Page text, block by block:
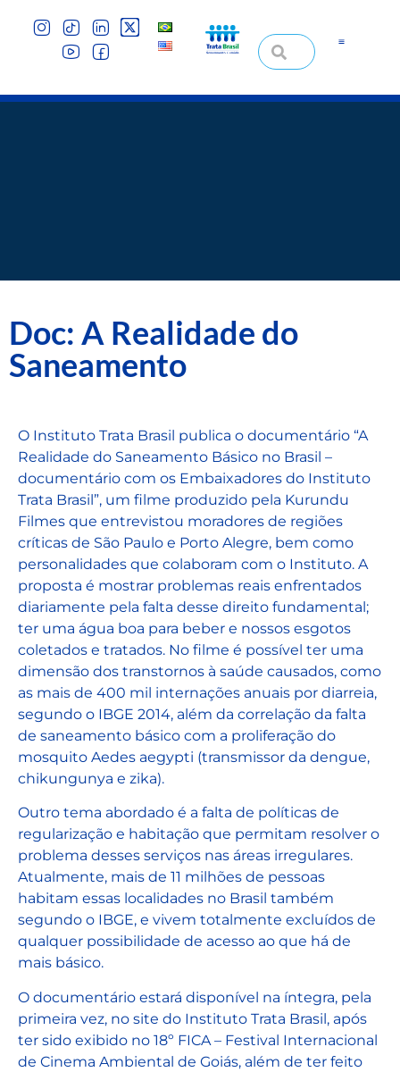
Doc: A Realidade do
Saneamento
O Instituto Trata Brasil publica o documentário “A
Realidade do Saneamento Básico no Brasil –
documentário com os Embaixadores do Instituto
Trata Brasil”, um filme produzido pela Kurundu
Filmes que entrevistou moradores de regiões
críticas de São Paulo e Porto Alegre, bem como
personalidades que colaboram com o Instituto. A
proposta é mostrar problemas reais enfrentados
diariamente pela falta desse direito fundamental;
ter uma água boa para beber e nossos esgotos
coletados e tratados. No filme é possível ter uma
dimensão dos transtornos à saúde causados, como
as mais de 400 mil internações anuais por diarreia,
segundo o IBGE 2014, além da correlação da falta
de saneamento básico com a proliferação do
mosquito Aedes aegypti (transmissor da dengue,
chikungunya e zika).
Outro tema abordado é a falta de políticas de
regularização e habitação que permitam resolver o
problema desses serviços nas áreas irregulares.
Atualmente, mais de 11 milhões de pessoas
habitam essas localidades no Brasil também
segundo o IBGE, e vivem totalmente excluídos de
qualquer possibilidade de acesso ao que há de
mais básico.
O documentário estará disponível na íntegra, pela
primeira vez, no site do Instituto Trata Brasil, após
ter sido exibido no 18º FICA – Festival Internacional
de Cinema Ambiental de Goiás, além de ter feito